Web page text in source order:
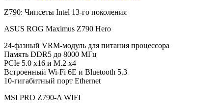
Z790: Чипсеты Intel 13-го поколения
ASUS ROG Maximus Z790 Hero
24-фазный VRM-модуль для питания процессора
Память DDR5 до 8000 МГц
PCIe 5.0 x16 и M.2 x4
Встроенный Wi-Fi 6E и Bluetooth 5.3
10-гигабитный порт Ethernet
MSI PRO Z790-A WIFI